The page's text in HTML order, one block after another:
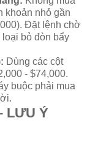
khoản nhỏ gần
Đặt lệnh chờ
loại bỏ đòn bẩy
Dùng các cột
- $74,000.
buộc phải mua
LƯU Ý